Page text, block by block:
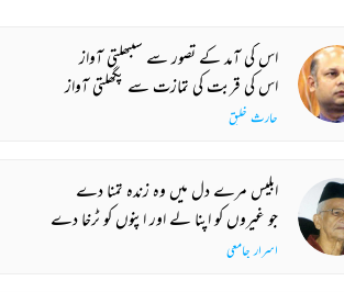
اس کی آمد کے تصور سے سنبھلتی آواز
اس کی قربت کی تمازت سے پگھلتی آواز
حارث خلیق
ابلیس مرے دل میں وہ زندہ تمنا دے
جو غیروں کو اپنا لے اور اپنوں کو ٹرخا دے
اسرار جامعی